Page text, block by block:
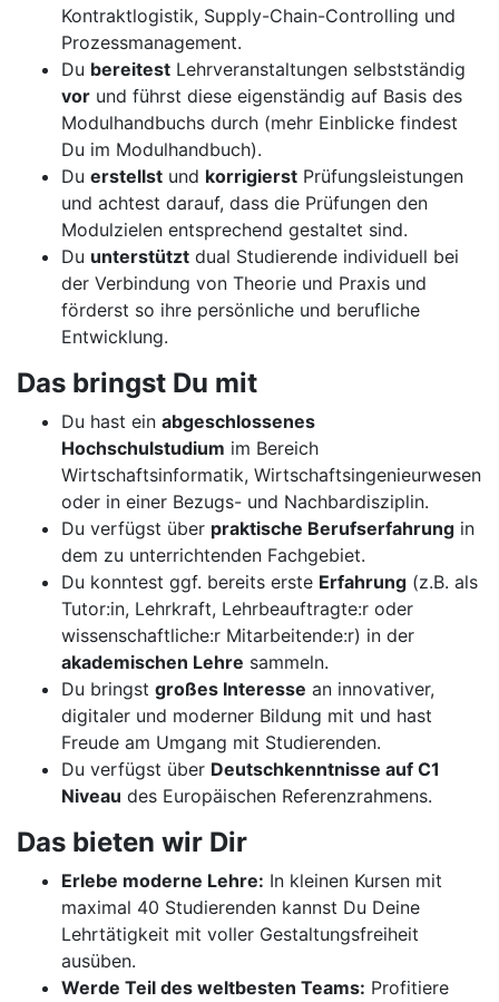
Kontraktlogistik, Supply-Chain-Controlling und
Prozessmanagement.
Du bereitest Lehrveranstaltungen selbstständig
vor und führst diese eigenständig auf Basis des
Modulhandbuchs durch (mehr Einblicke findest
Du im Modulhandbuch).
Du erstellst und korrigierst Prüfungsleistungen
und achtest darauf, dass die Prüfungen den
Modulzielen entsprechend gestaltet sind.
Du unterstützt dual Studierende individuell bei
der Verbindung von Theorie und Praxis und
förderst so ihre persönliche und berufliche
Entwicklung.
Das bringst Du mit
Du hast ein abgeschlossenes
Hochschulstudium im Bereich
Wirtschaftsinformatik, Wirtschaftsingenieurwesen
oder in einer Bezugs- und Nachbardisziplin.
Du verfügst über praktische Berufserfahrung in
dem zu unterrichtenden Fachgebiet.
Du konntest ggf. bereits erste Erfahrung (z.B. als
Tutor:in, Lehrkraft, Lehrbeauftragte:r oder
wissenschaftliche:r Mitarbeitende:r) in der
akademischen Lehre sammeln.
Du bringst großes Interesse an innovativer,
digitaler und moderner Bildung mit und hast
Freude am Umgang mit Studierenden.
Du verfügst über Deutschkenntnisse auf C1
Niveau des Europäischen Referenzrahmens.
Das bieten wir Dir
Erlebe moderne Lehre: In kleinen Kursen mit
maximal 40 Studierenden kannst Du Deine
Lehrtätigkeit mit voller Gestaltungsfreiheit
ausüben.
Werde Teil des weltbesten Teams: Profitiere